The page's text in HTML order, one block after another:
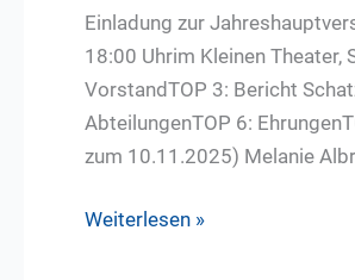
Einladung zur
18:00 Uhrim Kleinen
VorstandTOP 3: Bericht
AbteilungenTOP 6:
zum 10.11.2025) Melanie
Jahreshauptversammlung
Weiterlesen »